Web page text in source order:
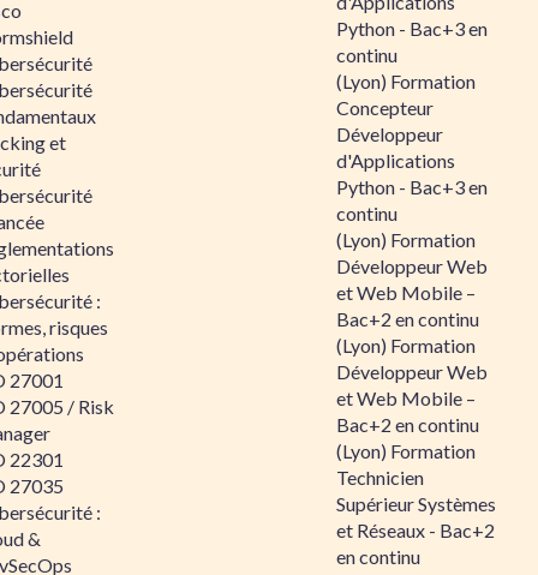
et
:
risques
27001
27005 / Risk
22301
27035
:
&
Python - Bac+3 en
continu
(Lyon) Formation
Concepteur
Développeur
d'Applications
Python - Bac+3 en
continu
(Lyon) Formation
Développeur Web
et Web Mobile –
Bac+2 en continu
(Lyon) Formation
Développeur Web
et Web Mobile –
Bac+2 en continu
(Lyon) Formation
Technicien
Supérieur Systèmes
et Réseaux - Bac+2
en continu